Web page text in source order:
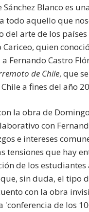
Blanco es
todo aquello que
del arte de los
quien
Fernando Castro
de Chile, que
a fines del año
la obra de
con
e intereses
tensiones que hay
de los
sin duda, el
con la obra
'conferencia de los